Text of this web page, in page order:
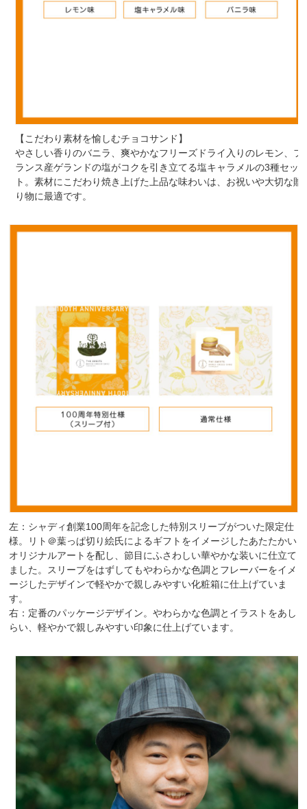
【こだわり素材を愉しむチョコサンド】
やさしい香りのバニラ、爽やかなフリーズドライ入りのレモン、フ
ランス産ゲランドの塩がコクを引き立てる塩キャラメルの3種セッ
ト。素材にこだわり焼き上げた上品な味わいは、お祝いや大切な贈
り物に最適です。
左：シャディ創業100周年を記念した特別スリーブがついた限定仕
様。リト＠葉っぱ切り絵氏によるギフトをイメージしたあたたかい
オリジナルアートを配し、節目にふさわしい華やかな装いに仕立て
ました。スリーブをはずしてもやわらかな色調とフレーバーをイメ
ージしたデザインで軽やかで親しみやすい化粧箱に仕上げていま
す。
右：定番のパッケージデザイン。やわらかな色調とイラストをあし
らい、軽やかで親しみやすい印象に仕上げています。